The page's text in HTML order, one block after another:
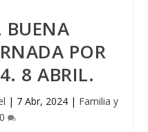
BUENA
POR
8 ABRIL.
| 7 Abr, 2024| Familia y
0